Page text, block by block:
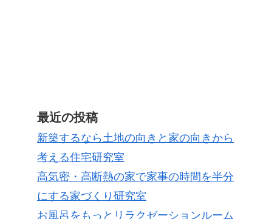
最近の投稿
新築するなら土地の向きと家の向きから
考える住宅研究室
高気密・高断熱の家で家事の時間を半分
にする家づくり研究室
お風呂をもっとリラクゼーションルーム